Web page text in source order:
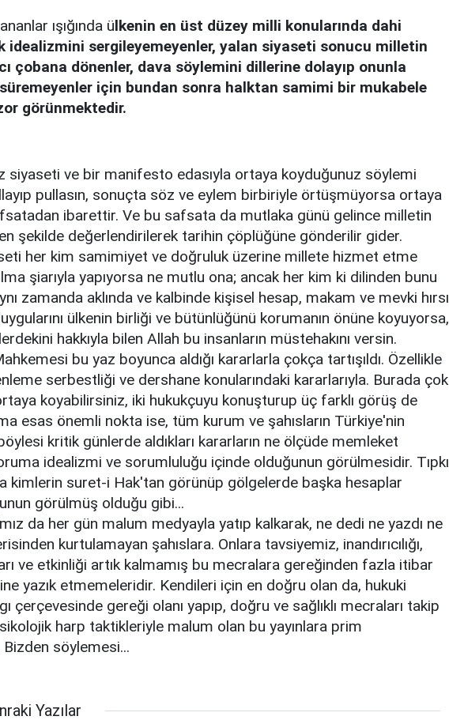
ışığında ülkenin en üst düzey milli konularında dahi
idealizmini sergileyemeyenler, yalan siyaseti sonucu milletin
çobana dönenler, dava söylemini dillerine dolayıp onunla
için bundan sonra halktan samimi bir mukabele
görünmektedir.
siyaseti ve bir manifesto edasıyla ortaya koyduğunuz söylemi
pullasın, sonuçta söz ve eylem birbiriyle örtüşmüyorsa ortaya
ibarettir. Ve bu safsata da mutlaka günü gelince milletin
şekilde değerlendirilerek tarihin çöplüğüne gönderilir gider.
her kim samimiyet ve doğruluk üzerine millete hizmet etme
şiarıyla yapıyorsa ne mutlu ona; ancak her kim ki dilinden bunu
zamanda aklında ve kalbinde kişisel hesap, makam ve mevki hırsı
ülkenin birliği ve bütünlüğünü korumanın önüne koyuyorsa,
hakkıyla bilen Allah bu insanların müstehakını versin.
bu yaz boyunca aldığı kararlarla çokça tartışıldı. Özellikle
serbestliği ve dershane konularındaki kararlarıyla. Burada çok
koyabilirsiniz, iki hukukçuyu konuşturup üç farklı görüş de
esas önemli nokta ise, tüm kurum ve şahısların Türkiye'nin
kritik günlerde aldıkları kararların ne ölçüde memleket
idealizmi ve sorumluluğu içinde olduğunun görülmesidir. Tıpkı
kimlerin suret-i Hak'tan görünüp gölgelerde başka hesaplar
görülmüş olduğu gibi...
da her gün malum medyayla yatıp kalkarak, ne dedi ne yazdı ne
kurtulamayan şahıslara. Onlara tavsiyemiz, inandırıcılığı,
ve etkinliği artık kalmamış bu mecralara gereğinden fazla itibar
yazık etmemeleridir. Kendileri için en doğru olan da, hukuki
çerçevesinde gereği olanı yapıp, doğru ve sağlıklı mecraları takip
harp taktikleriyle malum olan bu yayınlara prim
söylemesi...
Yazılar